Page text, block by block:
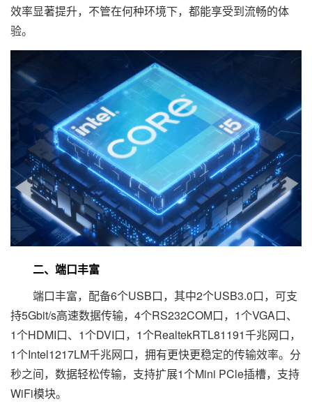
效率显著提升，不管在何种环境下，都能享受到流畅的体
验。
二、端口丰富
端口丰富，配备6个USB口，其中2个USB3.0口，可支
持5Gbit/s高速数据传输，4个RS232COM口，1个VGA口、
1个HDMI口、1个DVI口，1个RealtekRTL81191千兆网口，
1个Intel1217LM千兆网口，拥有更快更稳定的传输效率。分
秒之间，数据轻松传输，支持扩展1个Mini PCle插槽，支持
WiFi模块。